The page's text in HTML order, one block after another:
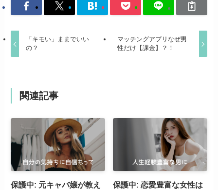
「キモい」ままでいい
の？
マッチングアプリなぜ男
性だけ【課金】？！
関連記事
保護中: 元キャバ嬢が教え
保護中: 恋愛豊富な女性は